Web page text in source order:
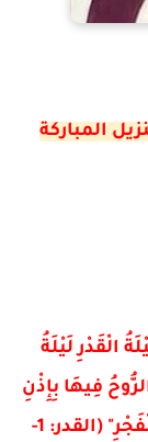
المباركة
الْقَدْرِ لَيْلَةُ
فِيهَا بِإِذْنِ
رَبِّهِم مِّن كُلِّ أَمْرٍ سَلَامٌ هِيَ حَتَّى مَطْلَعِ الْفَجْرِ" (القدر: 1-